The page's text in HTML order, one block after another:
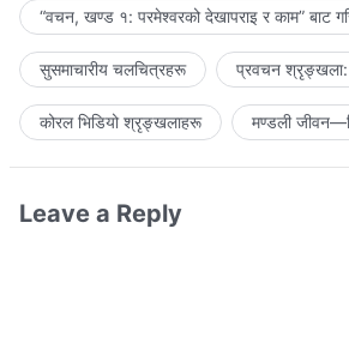
“वचन, खण्ड १: परमेश्‍वरको देखापराइ र काम” बाट
सुसमाचारीय चलचित्रहरू प्रवचन श्रृङ्खला:
कोरल भिडियो श्रृङ्खलाहरू मण्डली
Leave a Reply